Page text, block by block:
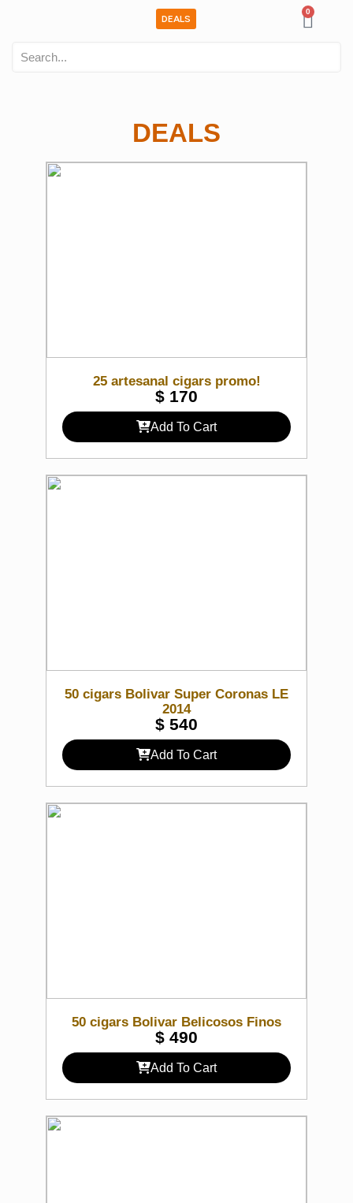
DEALS
0
DEALS
25 artesanal cigars promo!
$ 170
Add To Cart
50 cigars Bolivar Super Coronas LE
2014
$ 540
Add To Cart
50 cigars Bolivar Belicosos Finos
$ 490
Add To Cart